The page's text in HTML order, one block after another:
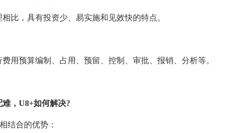
，具有投资少、易实施和见效快的特点。
预算编制、占用、预留、控制、审批、报销、分析等。
，U8+如何解决?
合的优势：